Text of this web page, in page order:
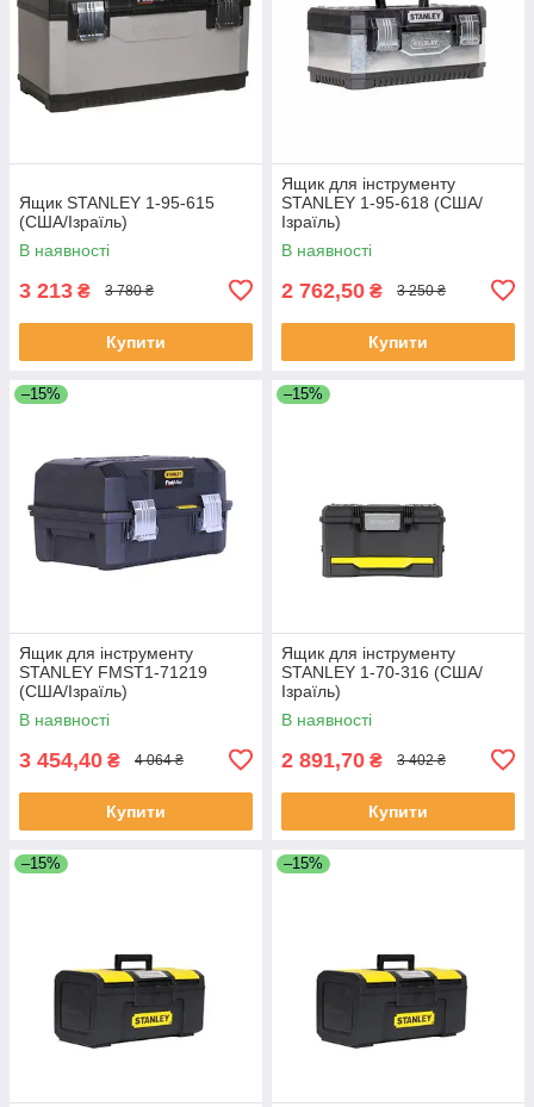
Ящик STANLEY 1-95-615
(США/Ізраїль)
В наявності
3 213 ₴ 3 780 ₴
Купити
Ящик для інструменту
STANLEY 1-95-618 (США/
Ізраїль)
В наявності
2 762,50 ₴ 3 250 ₴
Купити
–15%
Ящик для інструменту
STANLEY FMST1-71219
(США/Ізраїль)
В наявності
3 454,40 ₴ 4 064 ₴
Купити
–15%
Ящик для інструменту
STANLEY 1-70-316 (США/
Ізраїль)
В наявності
2 891,70 ₴ 3 402 ₴
Купити
–15% –15%